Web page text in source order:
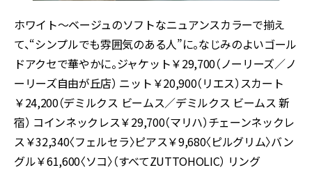
ホワイト〜ベージュのソフトなニュアンスカラーで揃え
て、“シンプルでも雰囲気のある人”に。なじみのよいゴール
ドアクセで華やかに。ジャケット￥29,700（ノーリーズ／ノ
ーリーズ自由が丘店） ニット￥20,900（リエス）スカート
￥24,200（デミルクス ビームス／デミルクス ビームス 新
宿） コインネックレス￥29,700（マリハ）チェーンネックレ
ス￥32,340〈フェルセラ〉ピアス￥9,680〈ピルグリム〉バン
グル￥61,600〈ソコ〉（すべてZUTTOHOLIC） リング